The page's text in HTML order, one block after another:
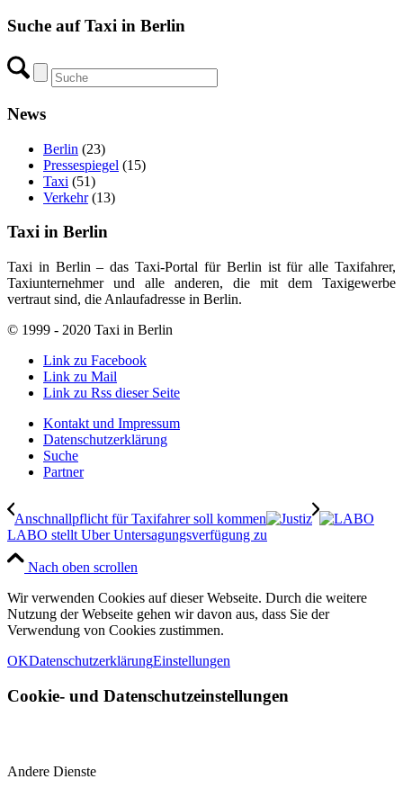
Suche auf Taxi in Berlin
News
Berlin (23)
Pressespiegel (15)
Taxi (51)
Verkehr(13)
Taxi in Berlin
Taxi in Berlin – das Taxi-Portal für Berlin ist für alle Taxifahrer,
Taxiunternehmer und alle anderen, die mit dem Taxigewerbe
vertraut sind, die Anlaufadresse in Berlin.
© 1999 - 2020 Taxi in Berlin
Link zu Facebook
Link zu Mail
Link zu Rss dieser Seite
Kontakt und Impressum
Datenschutzerklärung
Suche
Partner
Anschnallpflicht für Taxifahrer soll kommen
LABO stellt Uber Untersagungsverfügung zu
Nach oben scrollen
Wir verwenden Cookies auf dieser Webseite. Durch die weitere
Nutzung der Webseite gehen wir davon aus, dass Sie der
Verwendung von Cookies zustimmen.
OKDatenschutzerklärungEinstellungen
Cookie- und Datenschutzeinstellungen
Andere Dienste